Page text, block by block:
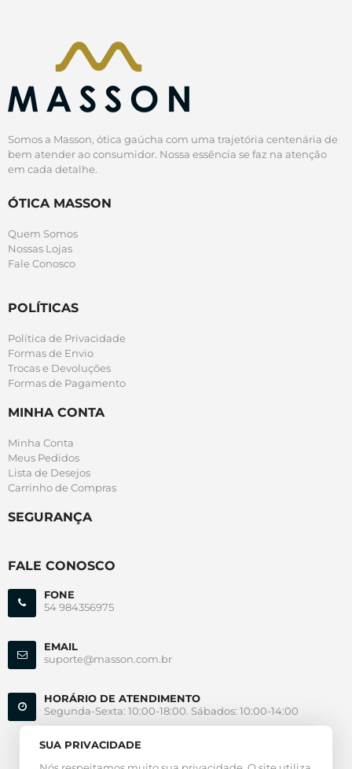
Somos a Masson, ótica gaúcha com uma trajetória centenária de
bem atender ao consumidor. Nossa essência se faz na atenção
em cada detalhe.
ÓTICA MASSON
Quem Somos
Nossas Lojas
Fale Conosco
POLÍTICAS
Política de Privacidade
Formas de Envio
Trocas e Devoluções
Formas de Pagamento
MINHA CONTA
Minha Conta
Meus Pedidos
Lista de Desejos
Carrinho de Compras
SEGURANÇA
FALE CONOSCO
FONE
54 984356975
EMAIL
suporte@masson.com.br
HORÁRIO DE ATENDIMENTO
Segunda-Sexta: 10:00-18:00. Sábados: 10:00-14:00
SUA PRIVACIDADE